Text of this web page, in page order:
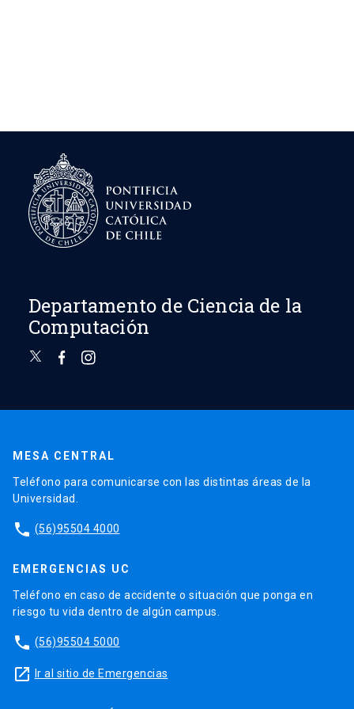
Departamento de Ciencia de la
Computación
MESA CENTRAL
Teléfono para comunicarse con las distintas áreas de la
Universidad.
phone (56)95504 4000
EMERGENCIAS UC
Teléfono en caso de accidente o situación que ponga en
riesgo tu vida dentro de algún campus.
phone (56)95504 5000
launch Ir al sitio de Emergencias